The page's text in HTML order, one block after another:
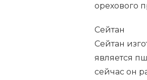
орехового
Сейтан
Сейтан
является
сейчас он